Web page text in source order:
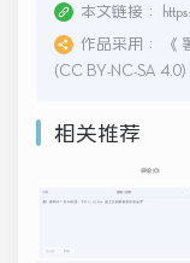
本文链接：
作品采用：
《
(CC BY-NC-SA 4.0)
相关推荐